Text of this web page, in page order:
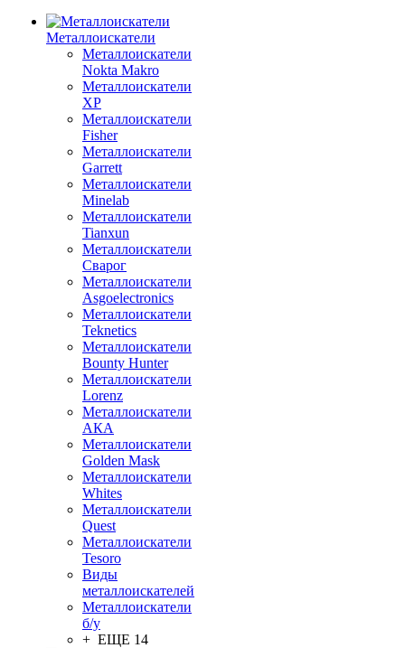
Металлоискатели
Металлоискатели
Nokta Makro
Металлоискатели
XP
Металлоискатели
Fisher
Металлоискатели
Garrett
Металлоискатели
Minelab
Металлоискатели
Tianxun
Металлоискатели
Сварог
Металлоискатели
Asgoelectronics
Металлоискатели
Teknetics
Металлоискатели
Bounty Hunter
Металлоискатели
Lorenz
Металлоискатели
АКА
Металлоискатели
Golden Mask
Металлоискатели
Whites
Металлоискатели
Quest
Металлоискатели
Tesoro
Виды
металлоискателей
Металлоискатели
б/у
+ ЕЩЕ 14